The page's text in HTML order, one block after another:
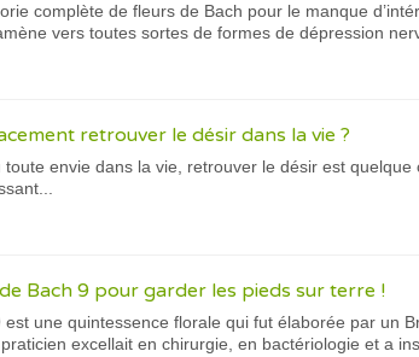
complète de fleurs de Bach pour le manque
vers toutes sortes de formes de dépression
retrouver le désir dans la vie ?
envie dans la vie, retrouver le désir est
Bach 9 pour garder les pieds sur terre !
est une quintessence florale qui fut élaborée par un
excellait en chirurgie, en bactériologie et a